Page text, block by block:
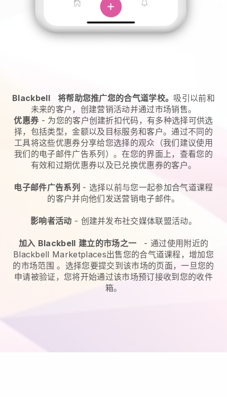
Blackbell 将帮助您推广您的合气道学校。 吸引以前和
未来的客户，创建营销活动并通过市场销售。
优惠券- 为您的客户创建折扣代码，有多种选择可供选
择，包括类型，金额以及目标服务和客户。通过不同的
工具将这些优惠券分享给您选择的观众（我们建议使用
我们的电子邮件广告系列）。在您的界面上，查看您的
有效和过期优惠券以及已兑换优惠券的客户。
电子邮件广告系列 - 选择以前与您一起参加合气道课程
的客户并向他们发送营销电子邮件。
影响者活动 - 创建并发布社交媒体联盟活动。
加入 Blackbell 建立的市场之一 - 通过使用附近的
Blackbell Marketplaces出售您的合气道课程，增加您
的市场范围 。选择您要提交到该市场的页面，一旦您的
申请被验证，您将开始通过该市场预订接收到您的收件
箱。